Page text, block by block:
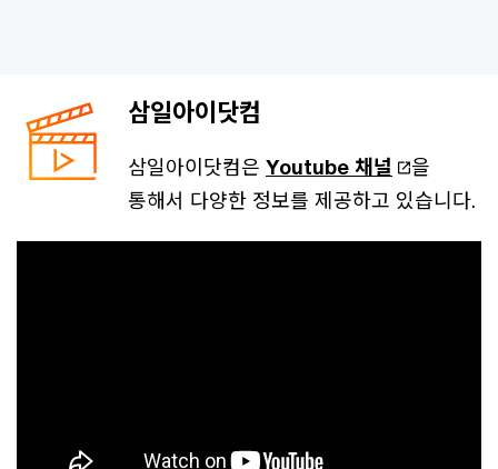
삼일아이닷컴
삼일아이닷컴은 Youtube 채널
을
통해서 다양한 정보를 제공하고 있습니다.